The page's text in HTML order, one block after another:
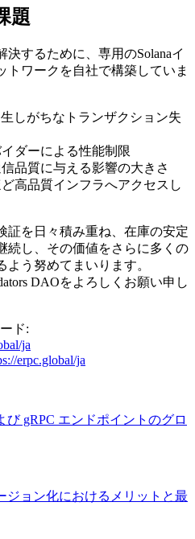
題
するために、専用のSolanaイ
トワークを自社で構築していま
しがちなトランザクション失
ダーによる性能制限
品質に与える影響の大きさ
高品質インフラへアクセスし
証を日々積み重ね、在庫の安定
続し、その価値をさらに多くの
う努めてまいります。
DAOをよろしくお願い申し
ド:
ja
erpc.global/ja
び gRPC エンドポイントのグロ
ジョン化におけるメリットと最